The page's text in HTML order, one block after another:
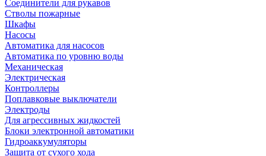
Соединители для рукавов
Стволы пожарные
Шкафы
Насосы
Автоматика для насосов
Автоматика по уровню воды
Механическая
Электрическая
Контроллеры
Поплавковые выключатели
Электроды
Для агрессивных жидкостей
Блоки электронной автоматики
Гидроаккумуляторы
Защита от сухого хода